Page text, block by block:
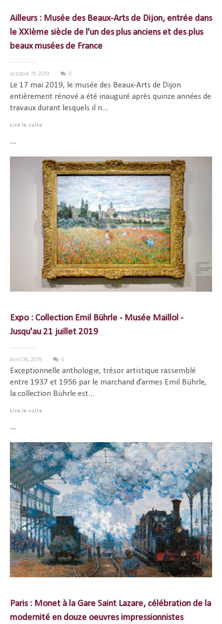
Ailleurs : Musée des Beaux-Arts de Dijon, entrée dans
le XXIème siècle de l'un des plus anciens et des plus
beaux musées de France
octobre 19, 2019 0
Le 17 mai 2019, le musée des Beaux-Arts de Dijon
entièrement rénové a été inauguré après quinze années de
travaux durant lesquels il n...
Lire la suite
...
Expo : Collection Emil Bührle - Musée Maillol -
Jusqu'au 21 juillet 2019
avril 06, 2019 0
Exceptionnelle anthologie, trésor artistique rassemblé
entre 1937 et 1956 par le marchand d’armes Emil Bührle,
la collection Bührle est...
Lire la suite
...
Paris : Monet à la Gare Saint Lazare, célébration de la
modernité en douze oeuvres impressionnistes